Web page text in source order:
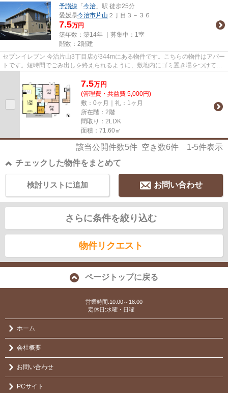
予讃線 「 今治 」駅 徒歩25分
愛媛県今治市片山 ２丁目３－３６
7.5万円
築年数：築14年 ｜募集中： 1室
階数：2階建
セブンイレブン 今治片山3丁目店が344mにある物件です。こちらの物件はアパー
トです。短時間でごみ出しを終えられるように、敷地内にゴミ置き場をつけてお
7.5万円
(管理費・共益費 5,000円)
敷：0ヶ月｜礼：1ヶ月
所在階：2階
間取り：2LDK
面積：71.60㎡
該当公開件数5件 空き数6件 1-5件表示
チェックした物件をまとめて
お問い合わせ
検討リストに追加
さらに条件を絞り込む
物件リクエスト
ページトップに戻る
営業時間:10:00～18:00
定休日:水曜・日曜
ホーム
会社概要
お問い合わせ
PCサイト